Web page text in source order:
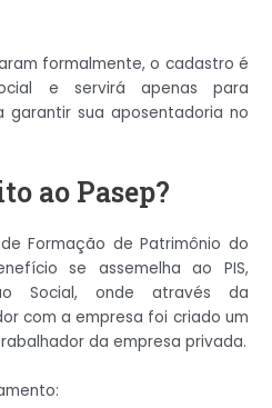
formalmente, o cadastro é
e servirá apenas para
garantir sua aposentadoria no
ao Pasep?
de Formação de Patrimônio do
se assemelha ao PIS,
Social, onde através da
com a empresa foi criado um
da empresa privada.